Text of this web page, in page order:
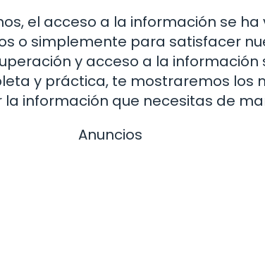
el acceso a la información se
o simplemente para satisfacer
y acceso a la información
y práctica, te mostraremos los
información que necesitas de
Anuncios